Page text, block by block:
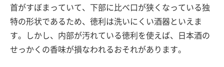
首がすぼまっていて、下部に比べ口が狭くなっている独
特の形状であるため、徳利は洗いにくい酒器といえま
す。しかし、内部が汚れている徳利を使えば、日本酒の
せっかくの香味が損なわれるおそれがあります。